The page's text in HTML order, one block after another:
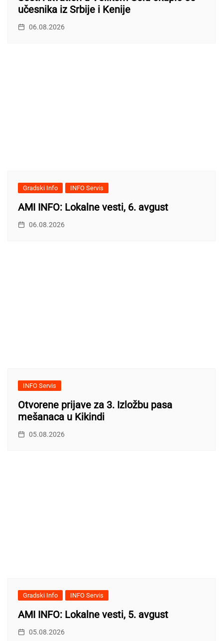
učesnika iz Srbije i Kenije
06.08.2026
Gradski Info INFO Servis
AMI INFO: Lokalne vesti, 6. avgust
06.08.2026
INFO Servis
Otvorene prijave za 3. Izložbu pasa
mešanaca u Kikindi
05.08.2026
Gradski Info INFO Servis
AMI INFO: Lokalne vesti, 5. avgust
05.08.2026